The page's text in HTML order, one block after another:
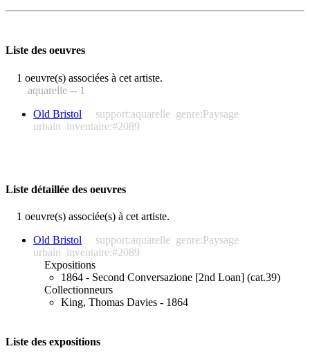
Liste des oeuvres
1 oeuvre(s) associées à cet artiste.
aquarelle -- 1
Old Bristol
support:aquarelle genre:Paysage
urbain inventaire:#2089
Liste détaillée des oeuvres
1 oeuvre(s) associée(s) à cet artiste.
Old Bristol
support:aquarelle genre:Paysage
urbain inventaire:#2089
Expositions
1864 - Second Conversazione [2nd Loan] (cat.39)
Collectionneurs
King, Thomas Davies - 1864
Liste des expositions